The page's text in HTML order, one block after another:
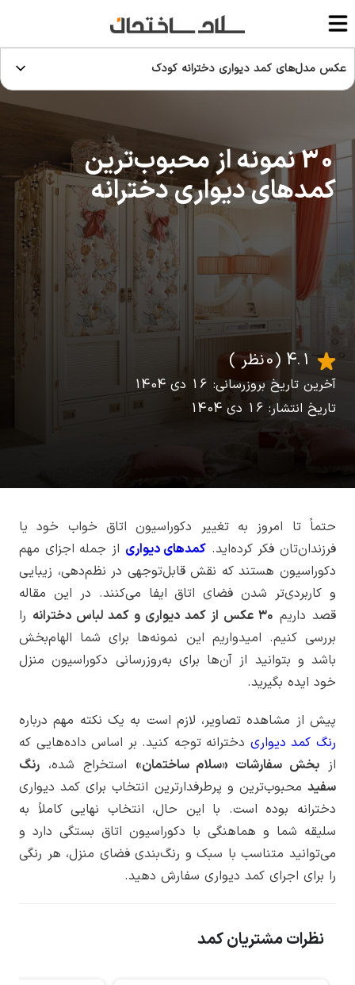
عکس مدل‌های کمد دیواری دخترانه کودک
30 نمونه از محبوب‌ترین
کمدهای دیواری دخترانه
آخرین تاریخ بروزرسانی: 16 دی 1404
تاریخ انتشار: 16 دی 1404
(0 نظر )
حتماً تا امروز به تغییر دکوراسیون اتاق خواب خود یا
فرزندان‌تان فکر کرده‌اید. کمد‌های دیواری از جمله اجزای مهم
دکوراسیون هستند که نقش قابل‌توجهی در نظم‌دهی، زیبایی
و کاربردی‌تر شدن فضای اتاق ایفا می‌کنند. در این مقاله
قصد داریم ۳۰ عکس از کمد دیواری و کمد لباس دخترانه
را
بررسی کنیم. امیدواریم این نمونه‌ها برای شما الهام‌بخش
باشد و بتوانید از آن‌ها برای به‌روزرسانی دکوراسیون منزل
خود ایده بگیرید.
پیش از مشاهده تصاویر، لازم است به یک نکته مهم درباره
رنگ کمد دیواری دخترانه توجه کنید. بر اساس داده‌هایی که
از بخش سفارشات «سلام ساختمان» استخراج شده، رنگ
سفید محبوب‌ترین و پرطرفدارترین انتخاب برای کمد دیواری
دخترانه بوده است. با این حال، انتخاب نهایی کاملاً به
سلیقه شما و هماهنگی با دکوراسیون اتاق بستگی دارد و
می‌توانید متناسب با سبک و رنگ‌بندی فضای منزل، هر رنگی
را برای اجرای کمد دیواری سفارش دهید.
نظرات مشتریان کمد